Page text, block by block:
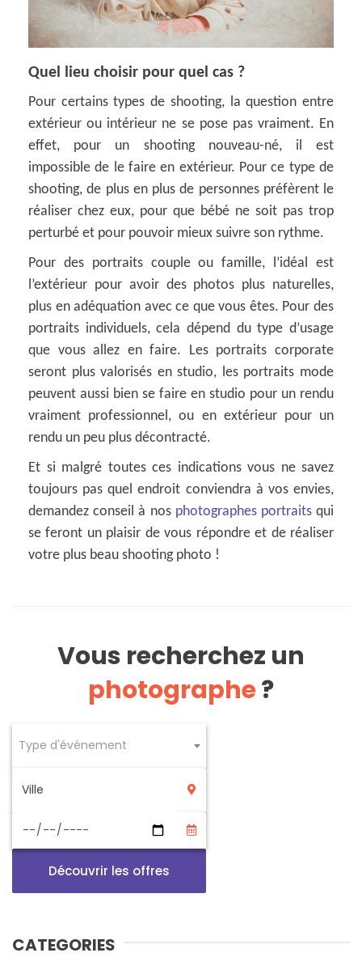
Quel lieu choisir pour quel cas ?
Pour certains types de shooting, la question entre
extérieur ou intérieur ne se pose pas vraiment. En
effet, pour un shooting nouveau-né, il est
impossible de le faire en extérieur. Pour ce type de
shooting, de plus en plus de personnes préfèrent le
réaliser chez eux, pour que bébé ne soit pas trop
perturbé et pour pouvoir mieux suivre son rythme.
Pour des portraits couple ou famille, l’idéal est
l’extérieur pour avoir des photos plus naturelles,
plus en adéquation avec ce que vous êtes. Pour des
portraits individuels, cela dépend du type d’usage
que vous allez en faire. Les portraits corporate
seront plus valorisés en studio, les portraits mode
peuvent aussi bien se faire en studio pour un rendu
vraiment professionnel, ou en extérieur pour un
rendu un peu plus décontracté.
Et si malgré toutes ces indications vous ne savez
toujours pas quel endroit conviendra à vos envies,
demandez conseil à nos photographes portraitsqui
se feront un plaisir de vous répondre et de réaliser
votre plus beau shooting photo !
Vous recherchez un
photographe?
Type d'événement
Découvrir les offres
CATEGORIES